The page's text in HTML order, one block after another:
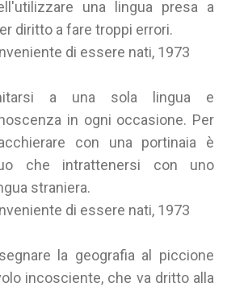
una lingua presa a
diritto a fare troppi errori.
di essere nati, 1973
a una sola lingua e
in ogni occasione. Per
con una portinaia è
che intrattenersi con uno
straniera.
di essere nati, 1973
la geografia al piccione
incosciente, che va dritto alla